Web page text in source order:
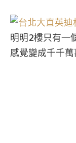
明明2樓只有一
感覺變成千千萬